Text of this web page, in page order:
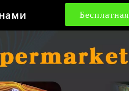
Бесплатная